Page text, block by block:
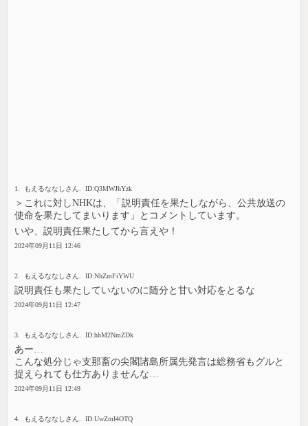
1. もえるななしさん. ID:Q3MWJhYzk
＞これに対しNHKは、「説明責任を果たしながら、公共放送の
使命を果たしてまいります」とコメントしています。
いや、説明責任果たしてから言えや！
2024年09月11日 12:46
2. もえるななしさん. ID:NhZmFiYWU
説明責任も果たしていないのに随分と甘い対応をとるな
2024年09月11日 12:47
3. もえるななしさん. ID:hhM2NmZDk
あー…
こんな処分じゃ支那畜の尖閣諸島所属先発言は総務省もグルと
捉えられても仕方ありませんな…
2024年09月11日 12:49
4. もえるななしさん. ID:UwZmI4OTQ